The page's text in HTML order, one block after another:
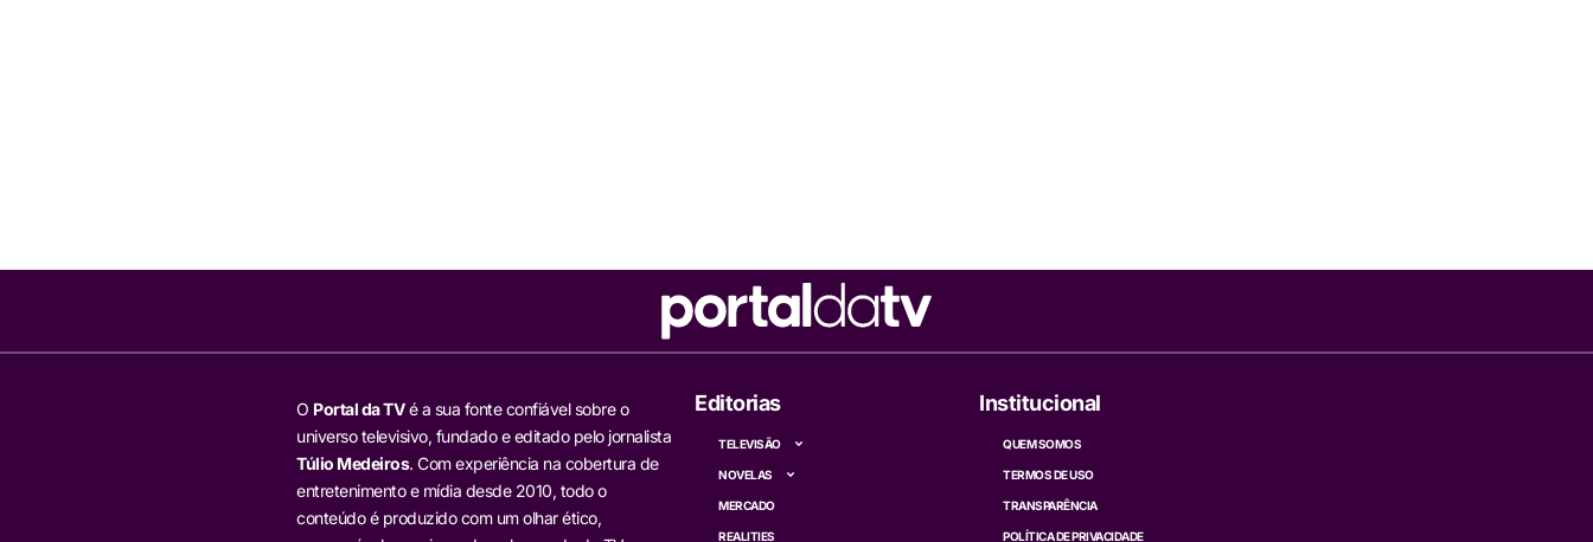
O Portal da TVé a sua fonte confiável sobre o
universo televisivo, fundado e editado pelo jornalista
Túlio Medeiros. Com experiência na cobertura de
entretenimento e mídia desde 2010, todo o
conteúdo é produzido com um olhar ético,
Editorias
TELEVISÃO
NOVELAS
MERCADO
REALITIES
Institucional
QUEM SOMOS
TERMOS DE USO
TRANSPARÊNCIA
POLÍTICA DE PRIVACIDADE